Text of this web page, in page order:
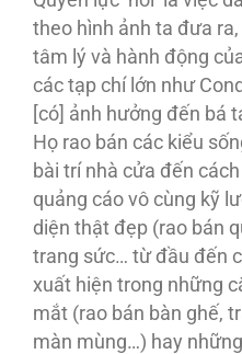
theo hình ảnh ta đưa
tâm lý và hành động
các tạp chí lớn như
[có] ảnh hưởng đến bá
Họ rao bán các kiểu
bài trí nhà cửa đến
quảng cáo vô cùng kỹ
diện thật đẹp (rao bán
trang sức… từ đầu đến
xuất hiện trong những
mắt (rao bán bàn ghế,
màn mùng…) hay